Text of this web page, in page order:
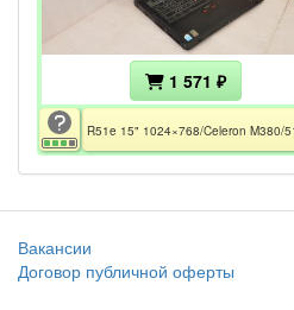
1 571 ₽
Вакансии
Договор публичной оферты